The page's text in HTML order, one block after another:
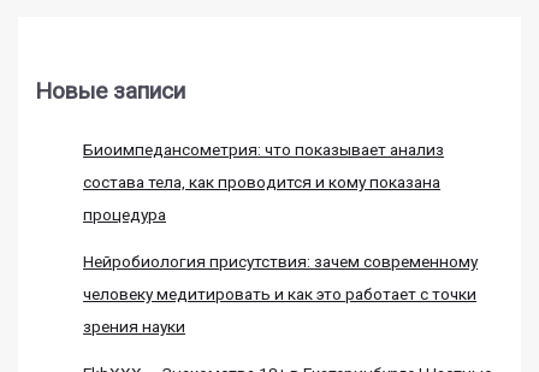
Новые записи
Биоимпедансометрия: что показывает анализ
состава тела, как проводится и кому показана
процедура
Нейробиология присутствия: зачем современному
человеку медитировать и как это работает с точки
зрения науки